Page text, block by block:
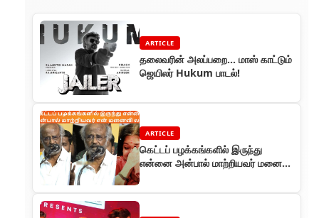
ARTICLE
தலைவரின் அலப்பறை… மாஸ் காட்டும்
ஜெயிலர் Hukum பாடல்!
ARTICLE
கெட்டப் பழக்கங்களில் இருந்து
என்னை அன்பால் மாற்றியவர் மனைவி